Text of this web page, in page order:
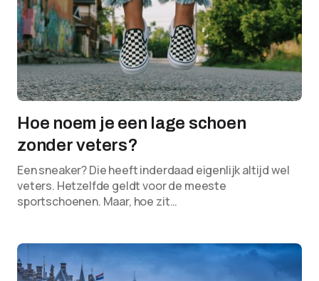
Hoe noem je een lage schoen
zonder veters?
Een sneaker? Die heeft inderdaad eigenlijk altijd wel
veters. Hetzelfde geldt voor de meeste
sportschoenen. Maar, hoe zit…